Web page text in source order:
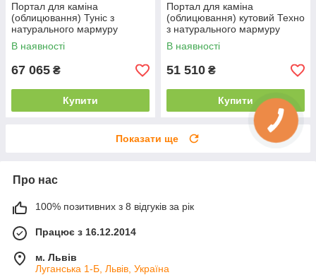
Портал для каміна
(облицювання) Туніс з
натурального мармуру
Botticino
В наявності
67 065 ₴
Купити
Портал для каміна
(облицювання) кутовий Техно
з натурального мармуру
Volakas + Nero marquina
В наявності
51 510 ₴
Купити
Показати ще
Про нас
100% позитивних з 8 відгуків за рік
Працює з 16.12.2014
м. Львів
Луганська 1-Б, Львів, Україна